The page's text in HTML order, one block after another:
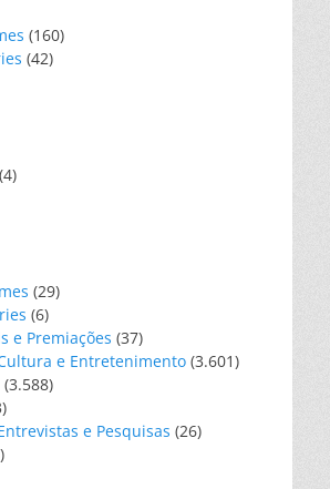
(160)
(42)
(4)
(29)
(6)
e Premiações (37)
e Entretenimento (3.601)
(3.588)
e Pesquisas (26)